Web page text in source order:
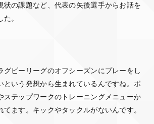
状の課題など、代表の矢後選手からお話を
。
グビーリーグのオフシーズンにプレーをし
という発想から生まれているんですね。ボ
ステップワークのトレーニングメニューか
てます。キックやタックルがないんです。